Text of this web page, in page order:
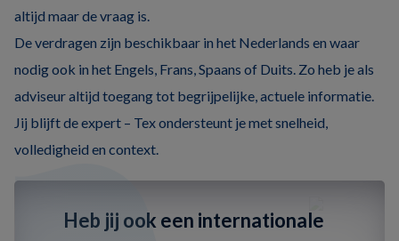
altijd maar de vraag is.
De verdragen zijn beschikbaar in het Nederlands en waar
nodig ook in het Engels, Frans, Spaans of Duits. Zo heb je als
adviseur altijd toegang tot begrijpelijke, actuele informatie.
Jij blijft de expert – Tex ondersteunt je met snelheid,
volledigheid en context.
Heb jij ook een internationale